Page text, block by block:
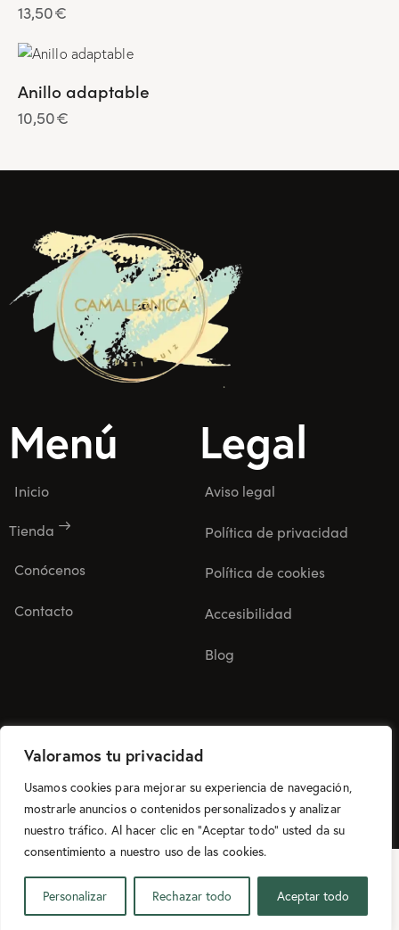
Valoramos tu privacidad
Usamos cookies para mejorar su experiencia de navegación,
mostrarle anuncios o contenidos personalizados y analizar
nuestro tráfico. Al hacer clic en “Aceptar todo” usted da su
consentimiento a nuestro uso de las cookies.
Personalizar Rechazar todo Aceptar todo
13,50€
Anillo adaptable
10,50€
Menú
Inicio
Tienda
Conócenos
Contacto
Legal
Aviso legal
Política de privacidad
Política de cookies
Accesibilidad
Blog
©2025 Camaleonica. Todos los derechos reservados.
Diseño web realizado con ♥ porWin Innovación.
ES